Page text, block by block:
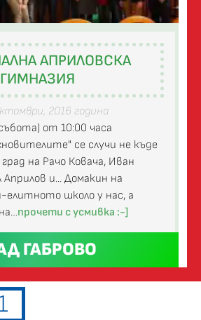
АПРИЛОВСКА
ГИМНАЗИЯ
2016 година
от 10:00 часа
се случи не къде
на Рачо Ковача, Иван
Априлов и... Домакин на
школо у нас, а
прочети с усмивка :-]
ГАБРОВО